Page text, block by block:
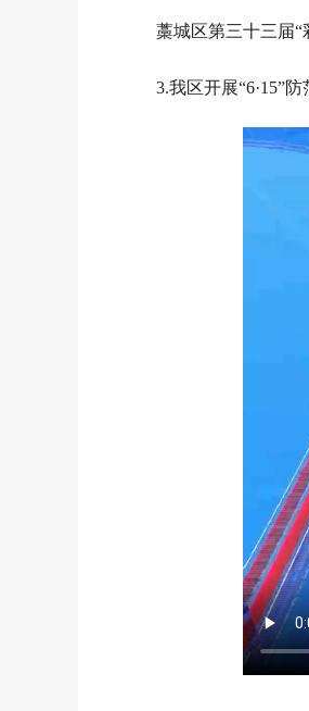
藁城区第三十三届
3.我区开展“6·15”